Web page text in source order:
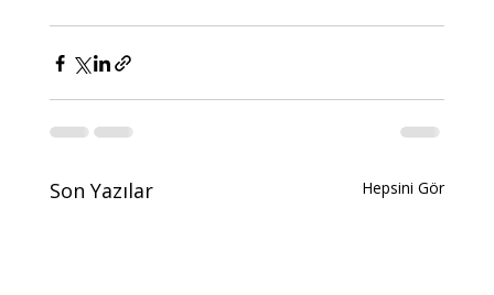
Son Yazılar Hepsini Gör